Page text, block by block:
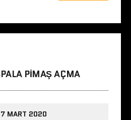
PIMAŞ AÇMA
7 MART 2020